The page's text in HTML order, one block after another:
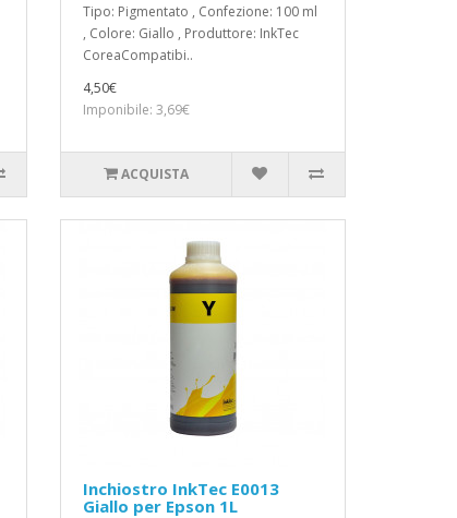
Tipo: Pigmentato , Confezione: 100 ml
, Colore: Giallo , Produttore: InkTec
CoreaCompatibi..
4,50€
Imponibile: 3,69€
ACQUISTA
Inchiostro InkTec E0013
Giallo per Epson 1L